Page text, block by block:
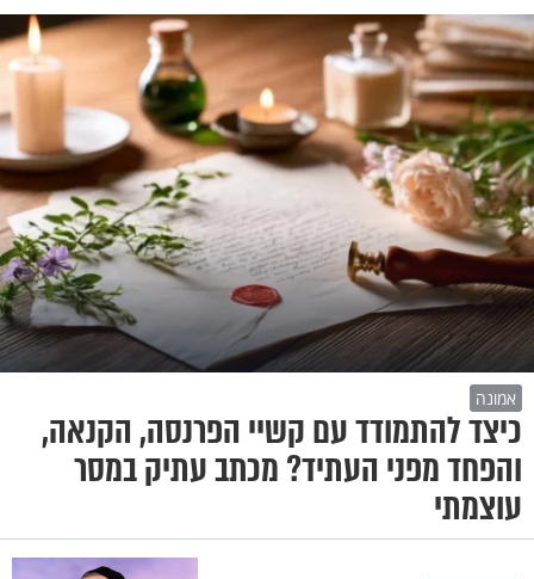
אמונה
כיצד להתמודד עם קשיי הפרנסה, הקנאה,
והפחד מפני העתיד? מכתב עתיק במסר
עוצמתי